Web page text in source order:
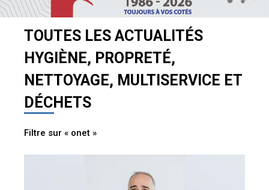
Accueil Actualités
TOUTES LES ACTUALITÉS
HYGIÈNE, PROPRETÉ,
NETTOYAGE, MULTISERVICE ET
DÉCHETS
Filtre sur « onet »